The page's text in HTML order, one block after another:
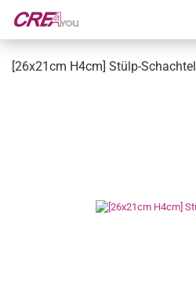
[26x21cm H4cm] Stülp-Schachtel